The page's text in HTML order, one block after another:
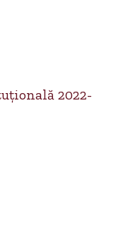
2022-